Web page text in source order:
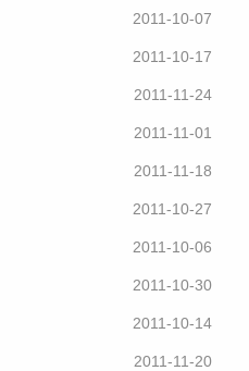
2011-10-07
2011-10-17
2011-11-24
2011-11-01
2011-11-18
2011-10-27
2011-10-06
2011-10-30
2011-10-14
2011-11-20